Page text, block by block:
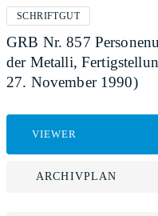
SCHRIFTGUT
GRB Nr. 857
der Metalli,
27. November 1990)
VIEWER
ARCHIVPLAN